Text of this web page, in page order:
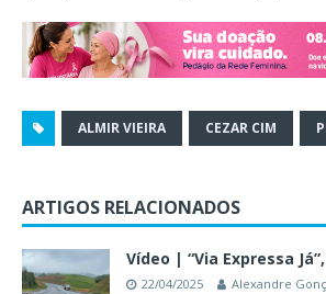
ALMIR VIEIRA CEZAR CIM
ARTIGOS RELACIONADOS
Vídeo | “Via Expressa
22/04/2025 Alexandre